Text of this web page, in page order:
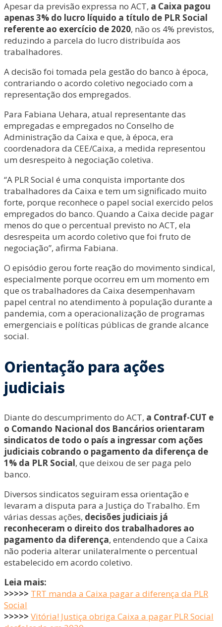
Apesar da previsão expressa no ACT, a Caixa pagou
apenas 3% do lucro líquido a título de PLR Social
referente ao exercício de 2020, não os 4% previstos,
reduzindo a parcela do lucro distribuída aos
trabalhadores.
A decisão foi tomada pela gestão do banco à época,
contrariando o acordo coletivo negociado com a
representação dos empregados.
Para Fabiana Uehara, atual representante das
empregadas e empregados no Conselho de
Administração da Caixa e que, à época, era
coordenadora da CEE/Caixa, a medida representou
um desrespeito à negociação coletiva.
“A PLR Social é uma conquista importante dos
trabalhadores da Caixa e tem um significado muito
forte, porque reconhece o papel social exercido pelos
empregados do banco. Quando a Caixa decide pagar
menos do que o percentual previsto no ACT, ela
desrespeita um acordo coletivo que foi fruto de
negociação”, afirma Fabiana.
O episódio gerou forte reação do movimento sindical,
especialmente porque ocorreu em um momento em
que os trabalhadores da Caixa desempenhavam
papel central no atendimento à população durante a
pandemia, com a operacionalização de programas
emergenciais e políticas públicas de grande alcance
social.
Orientação para ações
judiciais
Diante do descumprimento do ACT, a Contraf-CUT e
o Comando Nacional dos Bancários orientaram
sindicatos de todo o país a ingressar com ações
judiciais cobrando o pagamento da diferença de
1% da PLR Social, que deixou de ser paga pelo
banco.
Diversos sindicatos seguiram essa orientação e
levaram a disputa para a Justiça do Trabalho. Em
várias dessas ações, decisões judiciais já
reconheceram o direito dos trabalhadores ao
pagamento da diferença, entendendo que a Caixa
não poderia alterar unilateralmente o percentual
estabelecido em acordo coletivo.
Leia mais:
>>>>> TRT manda a Caixa pagar a diferença da PLR
Social
>>>>> Vitória! Justiça obriga Caixa a pagar PLR Social